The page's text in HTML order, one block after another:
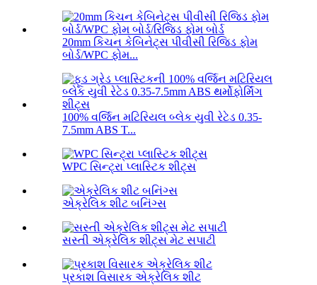
20mm કિચન કેબિનેટ્સ પીવીસી રિજિડ ફોમ
બોર્ડ/WPC ફોમ...
100% વર્જિન મટિરિયલ બ્લેક યુવી રેટેડ 0.35-
7.5mm ABS T...
WPC સિન્ટ્રા પ્લાસ્ટિક શીટ્સ
એક્રેલિક શીટ બનિંગ્સ
સસ્તી એક્રેલિક શીટ્સ મેટ સપાટી
પ્રકાશ વિસારક એક્રેલિક શીટ